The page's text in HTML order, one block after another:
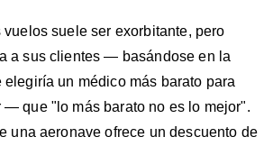
vuelos suele ser exorbitante, pero
a sus clientes — basándose en la
un médico más barato para
— que "lo más barato no es lo mejor".
una aeronave ofrece un descuento de